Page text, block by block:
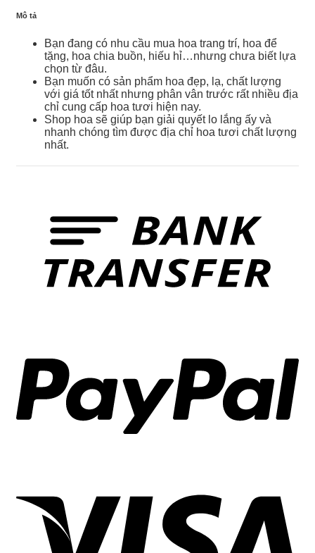
số
Mô tả
Bạn đang có nhu cầu mua hoa trang trí, hoa để
tặng, hoa chia buồn, hiếu hỉ…nhưng chưa biết lựa
chọn từ đâu.
Bạn muốn có sản phẩm hoa đẹp, lạ, chất lượng
với giá tốt nhất nhưng phân vân trước rất nhiều địa
chỉ cung cấp hoa tươi hiện nay.
Shop hoa sẽ giúp bạn giải quyết lo lắng ấy và
nhanh chóng tìm được địa chỉ hoa tươi chất lượng
nhất.